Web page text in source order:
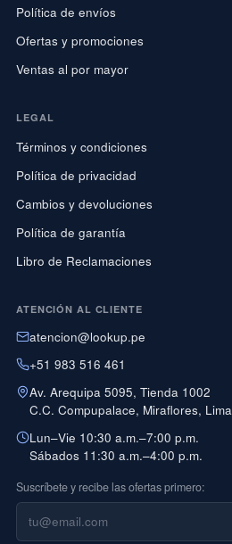
Política de envíos
Ofertas y promociones
Ventas al por mayor
LEGAL
Términos y condiciones
Política de privacidad
Cambios y devoluciones
Política de garantía
Libro de Reclamaciones
ATENCIÓN AL CLIENTE
atencion@lookup.pe
+51 983 516 461
Av. Arequipa 5095, Tienda 1002
C.C. Compupalace, Miraflores, Lima
Lun–Vie 10:30 a.m.–7:00 p.m.
Sábados 11:30 a.m.–4:00 p.m.
Suscríbete y recibe las ofertas primero: